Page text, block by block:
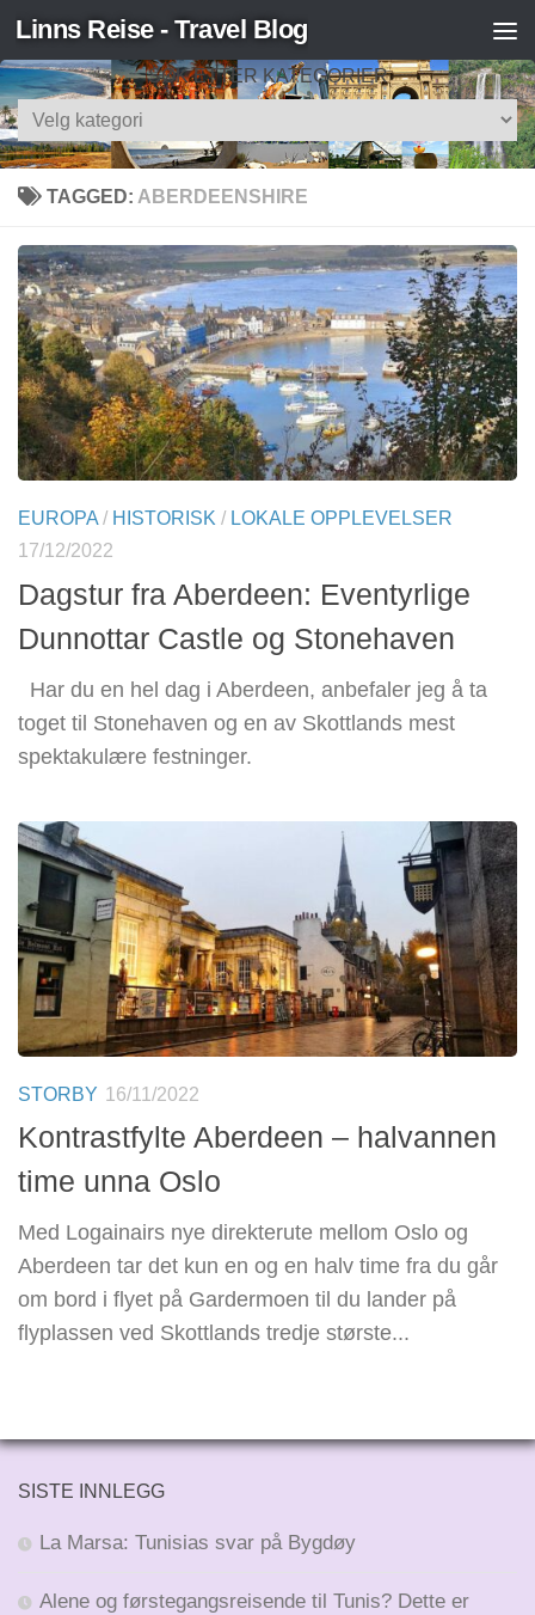
Skip to content
Linns Reise - Travel Blog
SØK ETTER KATEGORIER
Søk
etter
TAGGED: ABERDEENSHIRE
EUROPA / HISTORISK / LOKALE OPPLEVELSER
17/12/2022
Dagstur fra Aberdeen: Eventyrlige
Dunnottar Castle og Stonehaven
Har du en hel dag i Aberdeen, anbefaler jeg å ta
toget til Stonehaven og en av Skottlands mest
spektakulære festninger.
STORBY 16/11/2022
Kontrastfylte Aberdeen – halvannen
time unna Oslo
Med Logainairs nye direkterute mellom Oslo og
Aberdeen tar det kun en og en halv time fra du går
om bord i flyet på Gardermoen til du lander på
flyplassen ved Skottlands tredje største...
SISTE INNLEGG
La Marsa: Tunisias svar på Bygdøy
Alene og førstegangsreisende til Tunis? Dette er